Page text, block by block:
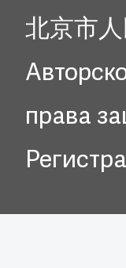
北京市
права